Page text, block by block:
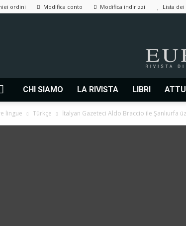
ordini Modifica conto Modifica indirizzi Lista
CHI SIAMO LA RIVISTA LIBRI
lingue Türkçe İtalyan Gazeteci Aldo Braccio ile Şanlıurfa